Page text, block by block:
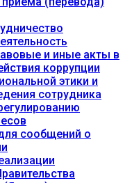
и иные акты в
коррупции
этики и
сотрудника
сообщений о